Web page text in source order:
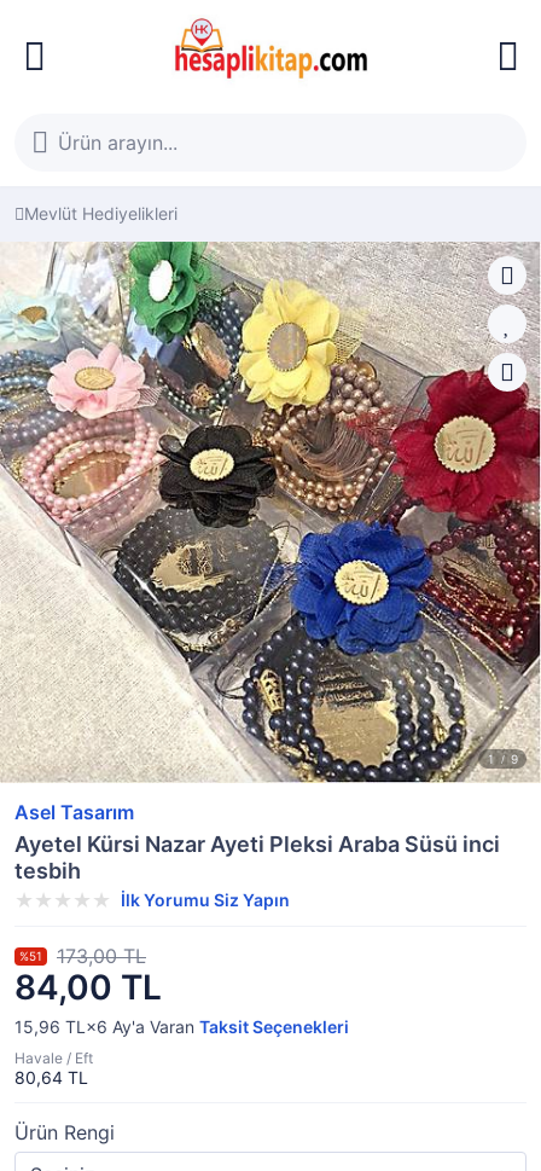
Mevlüt Hediyelikleri
Asel Tasarım
Ayetel Kürsi Nazar Ayeti Pleksi Araba Süsü inci
tesbih
İlk Yorumu Siz Yapın
84,00 TL
%51 173,00 TL
15,96 TL×6 Ay'a Varan Taksit Seçenekleri
Havale / Eft
80,64 TL
Ürün Rengi